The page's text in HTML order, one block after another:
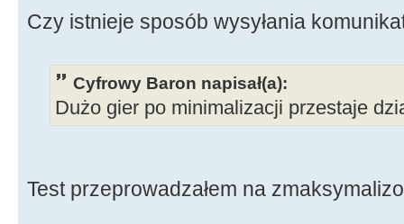
Czy istnieje sposób wysyłania
Cyfrowy Baron napisał(a):
Dużo gier po minimalizacji przestaje
Test przeprowadzałem na